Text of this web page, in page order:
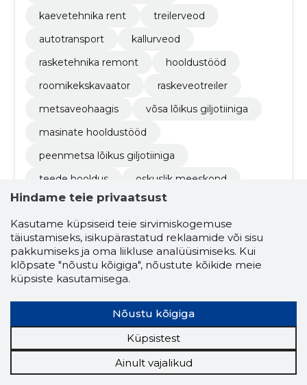
kaevetehnika rent
treilerveod
autotransport
kallurveod
rasketehnika remont
hooldustööd
roomikekskavaator
raskeveotreiler
metsaveohaagis
võsa lõikus giljotiiniga
masinate hooldustööd
peenmetsa lõikus giljotiiniga
teede hooldus
oskuslik meeskond
masinad
5.0
J.E GRUPP OÜ
Usaldusväärne
Töötajaid: 6
Prognooskäive (2026): 632 805 €
Hindame teie privaatsust
Kasutame küpsiseid teie sirvimiskogemuse
täiustamiseks, isikupärastatud reklaamide või sisu
pakkumiseks ja oma liikluse analüüsimiseks. Kui
klõpsate "nõustu kõigiga", nõustute kõikide meie
küpsiste kasutamisega.
Nõustu kõigiga
Küpsistest
Ainult vajalikud